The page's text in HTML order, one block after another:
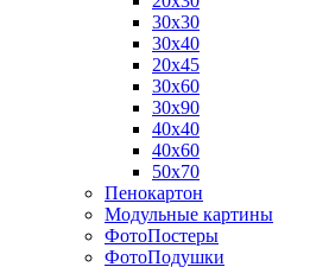
30х30
30х40
20х45
30х60
30х90
40х40
40х60
50х70
Пенокартон
Модульные картины
ФотоПостеры
ФотоПодушки